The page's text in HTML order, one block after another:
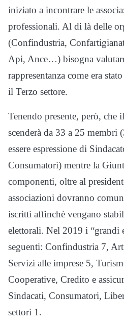
iniziato a incontrare le
professionali. Al di là delle
(Confindustria,
Api, Ance…) bisogna
rappresentanza come era
il Terzo settore.
Tenendo presente, però, che
scenderà da 33 a 25 membri
essere espressione di
Consumatori) mentre la
componenti, oltre al
associazioni dovranno
iscritti affinchè vengano
elettorali. Nel 2019 i “grandi
seguenti: Confindustria 7,
Servizi alle imprese 5,
Cooperative, Credito e
Sindacati, Consumatori,
settori 1.